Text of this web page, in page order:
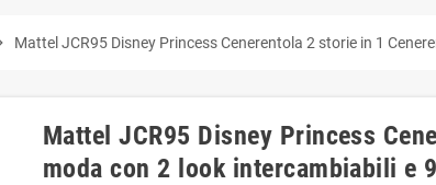
Mattel JCR95 Disney Princess Cenerentola 2 storie in 1
Mattel JCR95 Disney Princess
moda con 2 look intercambiabili e